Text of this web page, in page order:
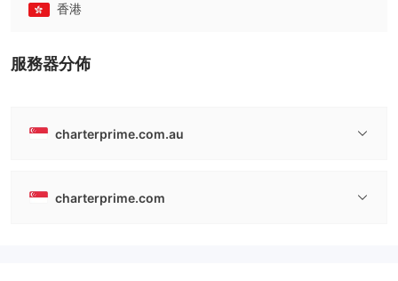
香港
服務器分佈
charterprime.com.au
charterprime.com